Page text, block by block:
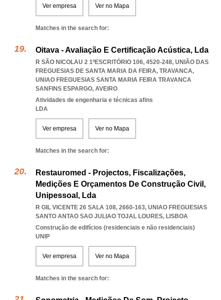
Ver empresa Ver no Mapa
Matches in the search for:
Oitava - Avaliação E Certificação Acústica, Lda
R SÃO NICOLAU 2 1ºESCRITÓRIO 106, 4520-248, UNIÃO DAS
FREGUESIAS DE SANTA MARIA DA FEIRA, TRAVANCA,
UNIAO FREGUESIAS SANTA MARIA FEIRA TRAVANCA
SANFINS ESPARGO, AVEIRO
Atividades de engenharia e técnicas afins
LDA
Ver empresa Ver no Mapa
Matches in the search for:
Restauromed - Projectos, Fiscalizações,
Medições E Orçamentos De Construção Civil,
Unipessoal, Lda
R GIL VICENTE 26 SALA 108, 2660-163, UNIAO FREGUESIAS
SANTO ANTAO SAO JULIAO TOJAL LOURES, LISBOA
Construção de edifícios (residenciais e não residenciais)
UNIP
Ver empresa Ver no Mapa
Matches in the search for: